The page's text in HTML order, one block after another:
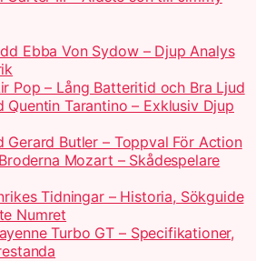
Ebba Von Sydow – Djup Analys
Pop – Lång Batteritid och Bra Ljud
Quentin Tarantino – Exklusiv Djup
Gerard Butler – Toppval För Action
Mozart – Skådespelare
Tidningar – Historia, Sökguide
Numret
Turbo GT – Specifikationer,